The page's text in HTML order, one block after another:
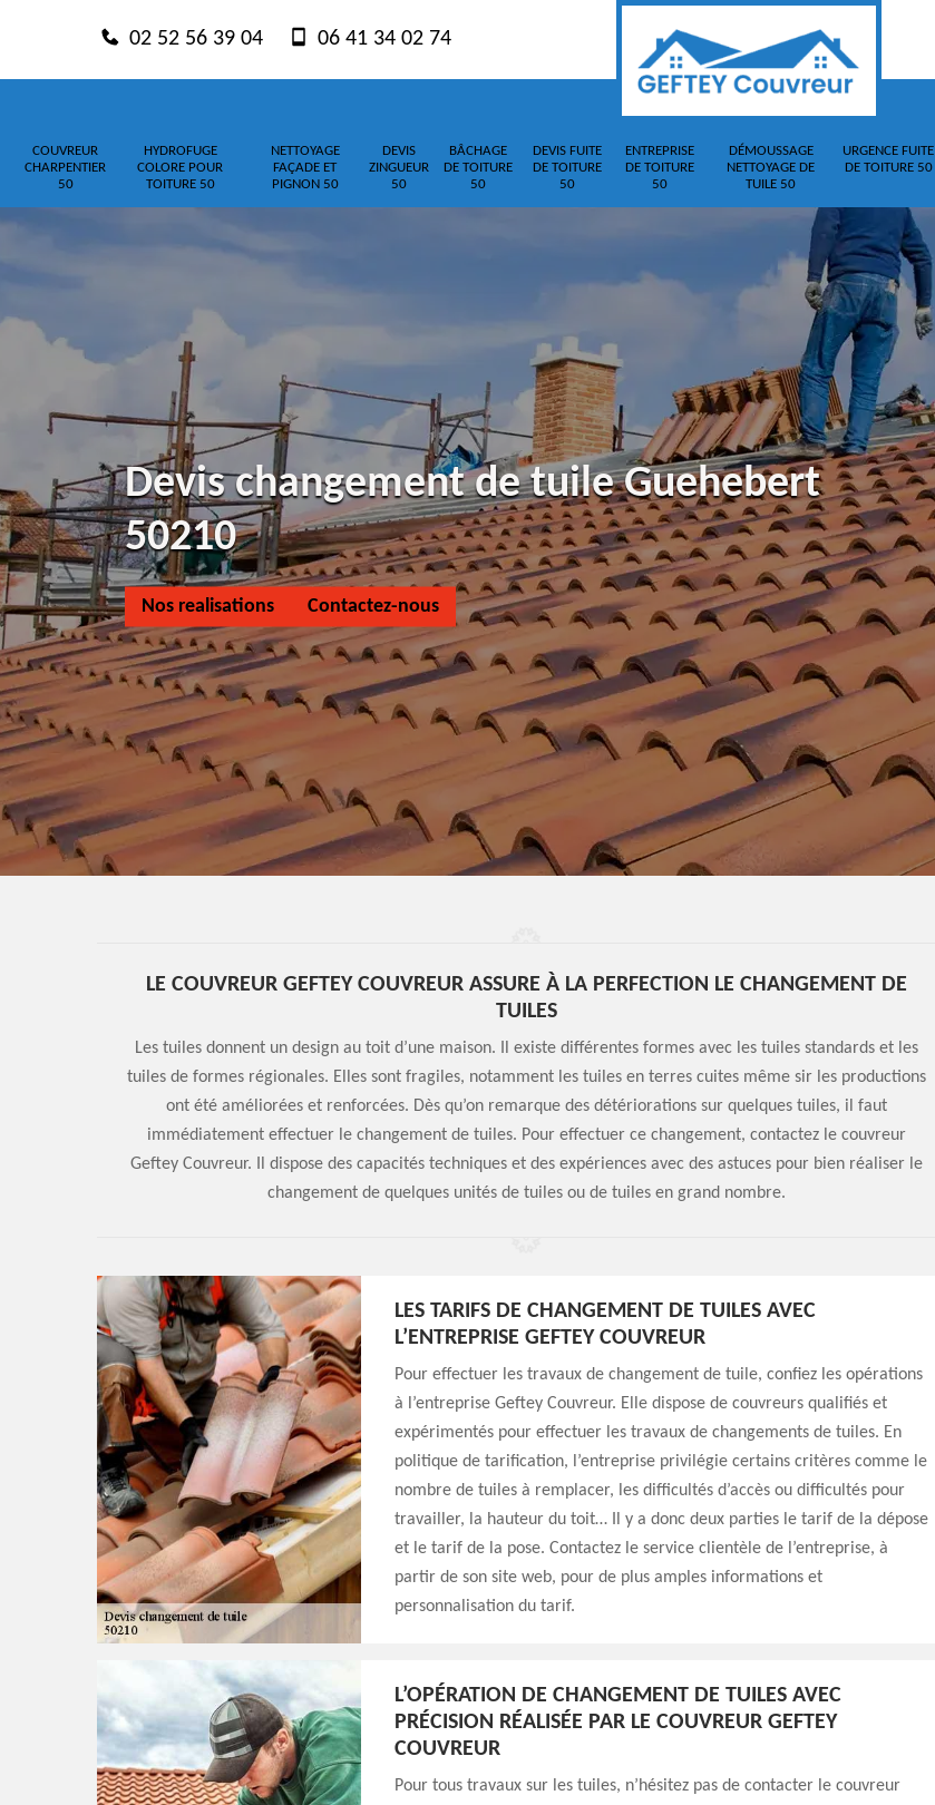
02 52 56 39 04 06 41 34 02 74
COUVREUR
CHARPENTIER
50
HYDROFUGE
COLORE POUR
TOITURE 50
NETTOYAGE
FAÇADE ET
PIGNON 50
DEVIS
ZINGUEUR
50
BÂCHAGE
DE TOITURE
50
DEVIS FUITE
DE TOITURE
50
ENTREPRISE
DE TOITURE
50
DÉMOUSSAGE
NETTOYAGE DE
TUILE 50
URGENCE FUITE
DE TOITURE 50
Devis changement de tuile Guehebert
50210
Nos realisations Contactez-nous
LE COUVREUR GEFTEY COUVREUR ASSURE À LA PERFECTION LE CHANGEMENT DE
TUILES
Les tuiles donnent un design au toit d’une maison. Il existe différentes formes avec les tuiles standards et les
tuiles de formes régionales. Elles sont fragiles, notamment les tuiles en terres cuites même sir les productions
ont été améliorées et renforcées. Dès qu’on remarque des détériorations sur quelques tuiles, il faut
immédiatement effectuer le changement de tuiles. Pour effectuer ce changement, contactez le couvreur
Geftey Couvreur. Il dispose des capacités techniques et des expériences avec des astuces pour bien réaliser le
changement de quelques unités de tuiles ou de tuiles en grand nombre.
LES TARIFS DE CHANGEMENT DE TUILES AVEC
L’ENTREPRISE GEFTEY COUVREUR
Pour effectuer les travaux de changement de tuile, confiez les opérations
à l’entreprise Geftey Couvreur. Elle dispose de couvreurs qualifiés et
expérimentés pour effectuer les travaux de changements de tuiles. En
politique de tarification, l’entreprise privilégie certains critères comme le
nombre de tuiles à remplacer, les difficultés d’accès ou difficultés pour
travailler, la hauteur du toit… Il y a donc deux parties le tarif de la dépose
et le tarif de la pose. Contactez le service clientèle de l’entreprise, à
partir de son site web, pour de plus amples informations et
personnalisation du tarif.
L’OPÉRATION DE CHANGEMENT DE TUILES AVEC
PRÉCISION RÉALISÉE PAR LE COUVREUR GEFTEY
COUVREUR
Pour tous travaux sur les tuiles, n’hésitez pas de contacter le couvreur